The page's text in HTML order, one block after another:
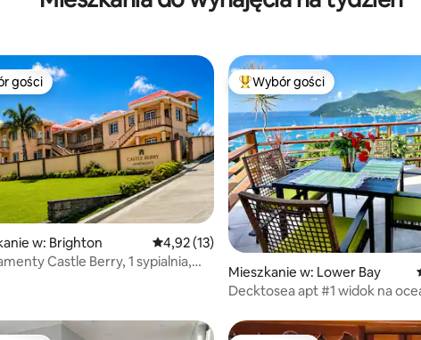
na 5, liczba recenzji: 10
gości
gości
w: Brighton Średnia ocena: 4,92 na 5, liczba recenzji: 13
4,92 (13)
Castle Berry, 1 sypialnia,
Najpopularniejsze z kategorii
Wybór gości
Mieszkanie w: Lower Bay
Decktosea apt #1 widok na